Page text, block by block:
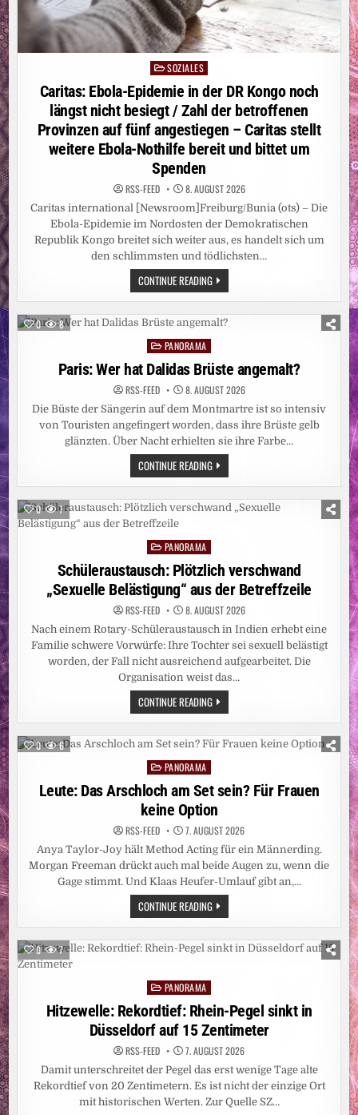
Posted
in
SOZIALES
Caritas: Ebola-Epidemie in der DR Kongo noch
längst nicht besiegt / Zahl der betroffenen
Provinzen auf fünf angestiegen – Caritas stellt
weitere Ebola-Nothilfe bereit und bittet um
Spenden
RSS-FEED 8. AUGUST 2026
Caritas international [Newsroom]Freiburg/Bunia (ots) – Die
Ebola-Epidemie im Nordosten der Demokratischen
Republik Kongo breitet sich weiter aus, es handelt sich um
den schlimmsten und tödlichsten…
CONTINUE READINGCARITAS:
EBOLA-
EPIDEMIE
DER
DR
LÄNGST
NICHT
BESIEGT
/
ZAHL
DER
BETROFFENEN
PROVINZEN
AUF
FÜNF
ANGESTIEGEN
–
CARITAS
STELLT
WEITERE
BITTET
UM
SPENDEN
0 8
Posted
in
PANORAMA
Paris: Wer hat Dalidas Brüste angemalt?
RSS-FEED 8. AUGUST 2026
Die Büste der Sängerin auf dem Montmartre ist so intensiv
von Touristen angefingert worden, dass ihre Brüste gelb
glänzten. Über Nacht erhielten sie ihre Farbe…
CONTINUE READINGPARIS:
WER
HAT
BRÜSTE
ANGEMALT?
0 7
PostedPANORAMA
Schüleraustausch: Plötzlich verschwand
„Sexuelle Belästigung“ aus der Betreffzeile
RSS-FEED 8. AUGUST 2026
Nach einem Rotary-Schüleraustausch in Indien erhebt eine
Familie schwere Vorwürfe: Ihre Tochter sei sexuell belästigt
worden, der Fall nicht ausreichend aufgearbeitet. Die
Organisation weist das…
CONTINUE READINGSCHÜLERAUSTAUSCH:
PLÖTZLICH
VERSCHWAND
BELÄSTIGUNG“
AUS
0 6
PostedPANORAMA
Leute: Das Arschloch am Set sein? Für Frauen
keine Option
RSS-FEED 7. AUGUST 2026
Anya Taylor-Joy hält Method Acting für ein Männerding.
Morgan Freeman drückt auch mal beide Augen zu, wenn die
Gage stimmt. Und Klaas Heufer-Umlauf gibt an,…
CONTINUE READINGLEUTE:
DAS
ARSCHLOCH
SET
SEIN?
0 7
PostedPANORAMA
Hitzewelle: Rekordtief: Rhein-Pegel sinkt in
Düsseldorf auf 15 Zentimeter
RSS-FEED 7. AUGUST 2026
Damit unterschreitet der Pegel das erst wenige Tage alte
Rekordtief von 20 Zentimetern. Es ist nicht der einzige Ort
mit historischen Werten. Zur Quelle SZ…